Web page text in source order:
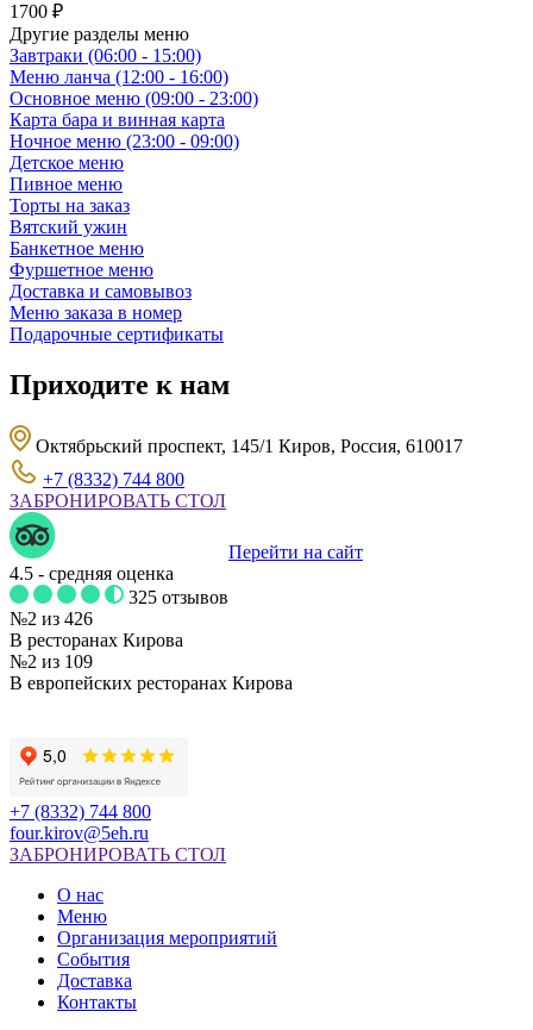
1700 ₽
Другие разделы меню
Завтраки (06:00 - 15:00)
Меню ланча (12:00 - 16:00)
Основное меню (09:00 - 23:00)
Карта бара и винная карта
Ночное меню (23:00 - 09:00)
Детское меню
Пивное меню
Торты на заказ
Вятский ужин
Банкетное меню
Фуршетное меню
Доставка и самовывоз
Меню заказа в номер
Подарочные сертификаты
Приходите к нам
Октябрьский проспект, 145/1 Киров, Россия, 610017
+7 (8332) 744 800
ЗАБРОНИРОВАТЬ СТОЛ
Перейти на сайт
4.5 - средняя оценка
325 отзывов
№2 из 426
В ресторанах Кирова
№2 из 109
В европейских ресторанах Кирова
+7 (8332) 744 800
four.kirov@5eh.ru
ЗАБРОНИРОВАТЬ СТОЛ
О нас
Меню
Организация мероприятий
События
Доставка
Контакты